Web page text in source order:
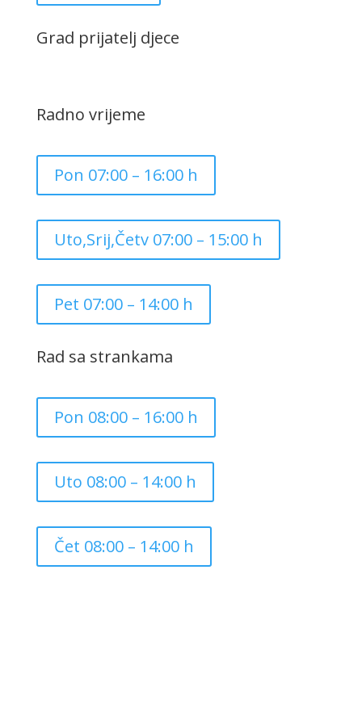
Grad prijatelj djece
Radno vrijeme
Pon 07:00 – 16:00 h
Uto,Srij,Četv 07:00 – 15:00 h
Pet 07:00 – 14:00 h
Rad sa strankama
Pon 08:00 – 16:00 h
Uto 08:00 – 14:00 h
Čet 08:00 – 14:00 h